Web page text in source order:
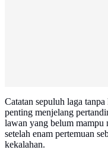
Catatan sepuluh laga
penting menjelang
lawan yang belum mampu
setelah enam pertemuan
kekalahan.